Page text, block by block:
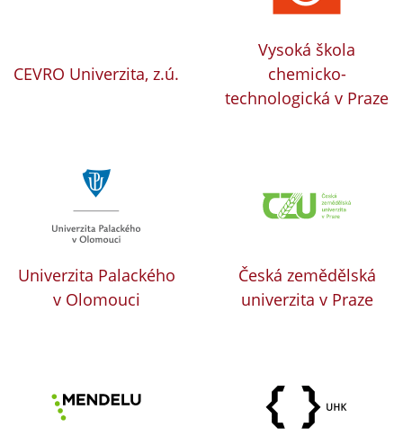
CEVRO Univerzita, z.ú.
Vysoká škola
chemicko-
technologická v Praze
Univerzita Palackého
v Olomouci
Česká zemědělská
univerzita v Praze